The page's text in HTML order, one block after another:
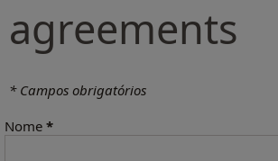
agreements
* Campos obrigatórios
Nome *